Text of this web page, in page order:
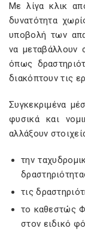
Με λίγα κλικ
δυνατότητα
υποβολή των
να μεταβάλλουν
όπως
διακόπτουν τις
Συγκεκριμένα
φυσικά και
αλλάξουν
την
τις
το καθεστώς
στον ειδικό